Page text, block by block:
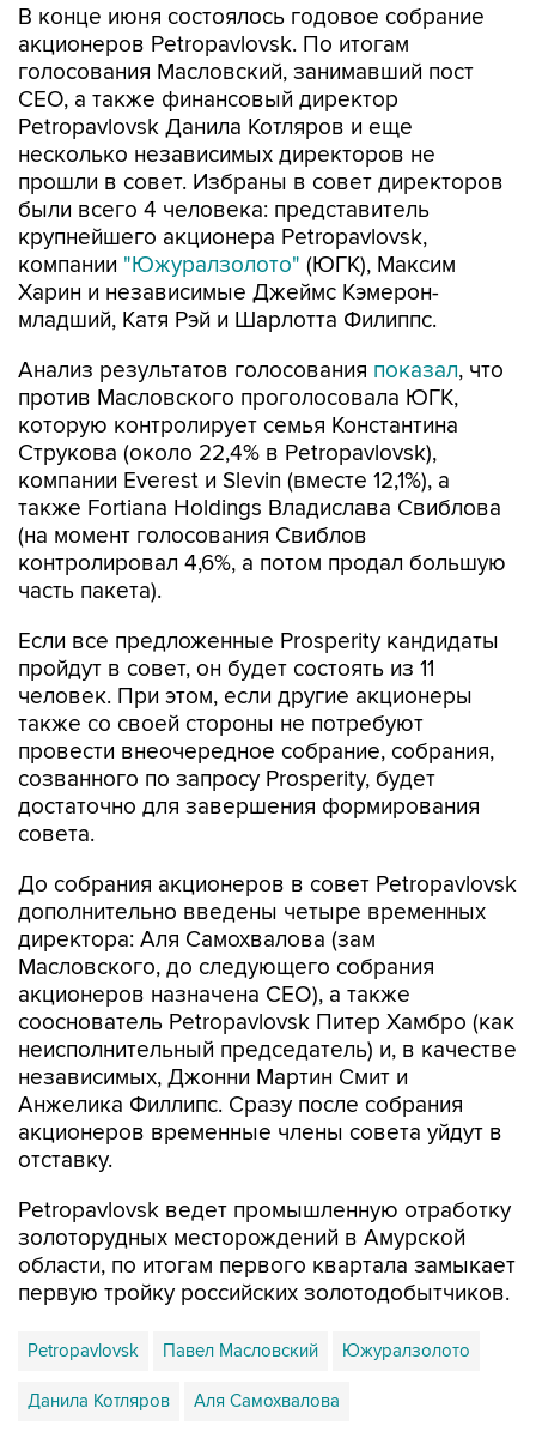
В конце июня состоялось годовое собрание
акционеров Petropavlovsk. По итогам
голосования Масловский, занимавший пост
CEO, а также финансовый директор
Petropavlovsk Данила Котляров и еще
несколько независимых директоров не
прошли в совет. Избраны в совет директоров
были всего 4 человека: представитель
крупнейшего акционера Petropavlovsk,
компании "Южуралзолото" (ЮГК), Максим
Харин и независимые Джеймс Кэмерон-
младший, Катя Рэй и Шарлотта Филиппс.
Анализ результатов голосования показал, что
против Масловского проголосовала ЮГК,
которую контролирует семья Константина
Струкова (около 22,4% в Petropavlovsk),
компании Everest и Slevin (вместе 12,1%), а
также Fortiana Holdings Владислава Свиблова
(на момент голосования Свиблов
контролировал 4,6%, а потом продал большую
часть пакета).
Если все предложенные Prosperity кандидаты
пройдут в совет, он будет состоять из 11
человек. При этом, если другие акционеры
также со своей стороны не потребуют
провести внеочередное собрание, собрания,
созванного по запросу Prosperity, будет
достаточно для завершения формирования
совета.
До собрания акционеров в совет Petropavlovsk
дополнительно введены четыре временных
директора: Аля Самохвалова (зам
Масловского, до следующего собрания
акционеров назначена СЕО), а также
сооснователь Petropavlovsk Питер Хамбро (как
неисполнительный председатель) и, в качестве
независимых, Джонни Мартин Смит и
Анжелика Филлипс. Сразу после собрания
акционеров временные члены совета уйдут в
отставку.
Petropavlovsk ведет промышленную отработку
золоторудных месторождений в Амурской
области, по итогам первого квартала замыкает
первую тройку российских золотодобытчиков.
Petropavlovsk Павел Масловский Южуралзолото
Данила Котляров Аля Самохвалова